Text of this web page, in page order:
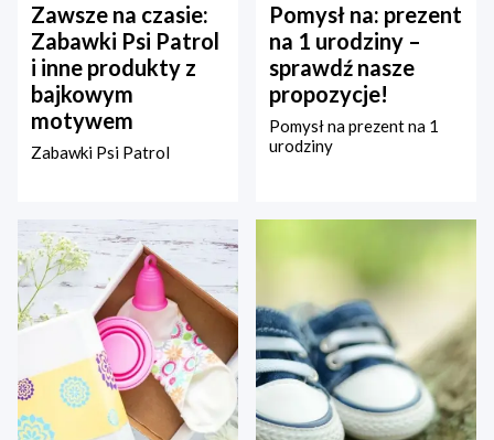
Zawsze na czasie:
Zabawki Psi Patrol
i inne produkty z
bajkowym
motywem
Zabawki Psi Patrol
Pomysł na: prezent
na 1 urodziny –
sprawdź nasze
propozycje!
Pomysł na prezent na 1
urodziny